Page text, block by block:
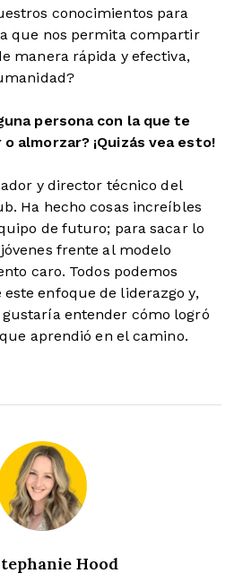
conocimientos para
que nos permita compartir
manera rápida y efectiva,
persona con la que te
almorzar? ¡Quizás vea esto!
y director técnico del
Ha hecho cosas increíbles
de futuro; para sacar lo
frente al modelo
caro. Todos podemos
enfoque de liderazgo y,
entender cómo logró
aprendió en el camino.
Hood